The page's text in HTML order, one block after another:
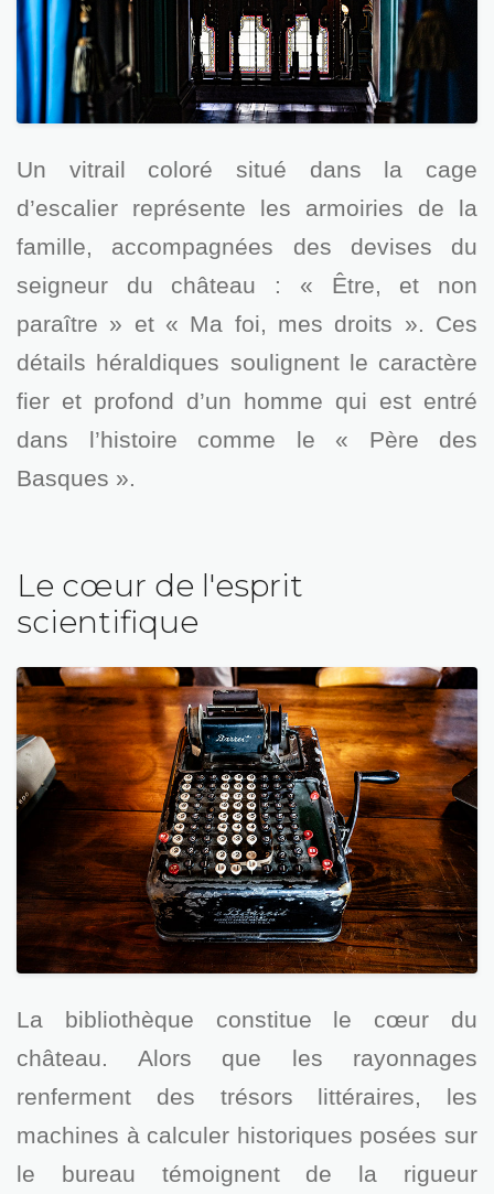
Un vitrail coloré situé dans la cage
d’escalier représente les armoiries de la
famille, accompagnées des devises du
seigneur du château : « Être, et non
paraître » et « Ma foi, mes droits ». Ces
détails héraldiques soulignent le caractère
fier et profond d’un homme qui est entré
dans l’histoire comme le « Père des
Basques ».
Le cœur de l'esprit
scientifique
La bibliothèque constitue le cœur du
château. Alors que les rayonnages
renferment des trésors littéraires, les
machines à calculer historiques posées sur
le bureau témoignent de la rigueur